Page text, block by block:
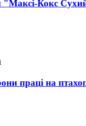
Кокс Сухий"
праці на